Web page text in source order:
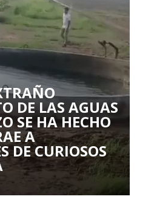
DE LAS AGUAS
SE HA HECHO
A
DE CURIOSOS